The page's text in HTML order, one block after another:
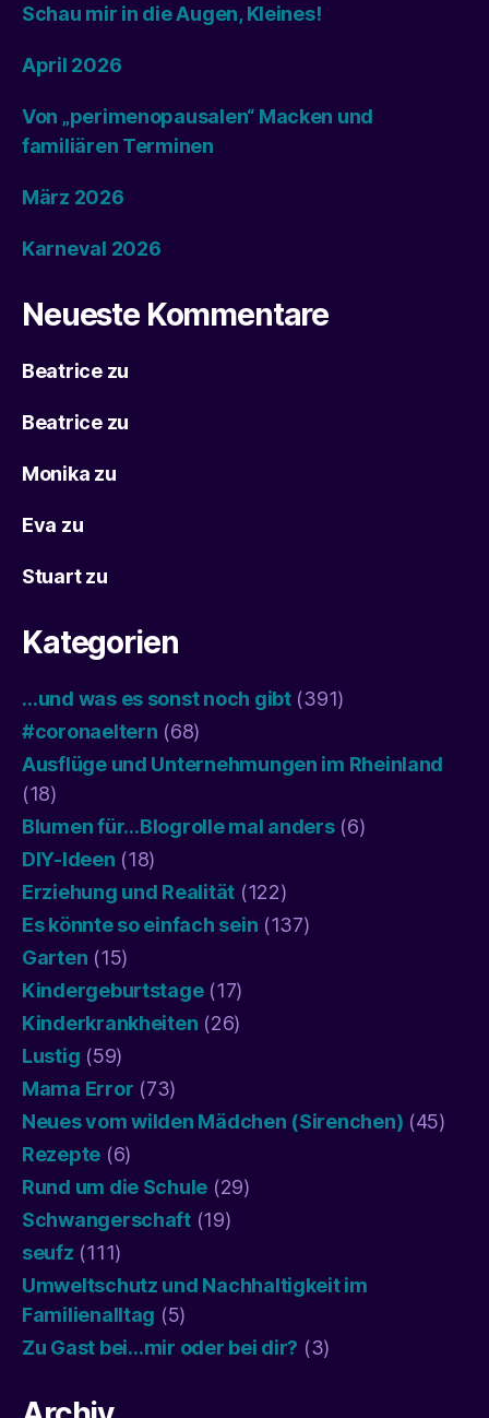
Schau mir in die Augen, Kleines!
April 2026
Von „perimenopausalen“ Macken und
familiären Terminen
März 2026
Karneval 2026
Neueste Kommentare
Beatricezu
Beatricezu
Monika zu
Eva zu
Stuartzu
Kategorien
…und was es sonst noch gibt(391)
#coronaeltern (68)
Ausflüge und Unternehmungen im Rheinland
(18)
Blumen für…Blogrolle mal anders(6)
DIY-Ideen (18)
Erziehung und Realität (122)
Es könnte so einfach sein (137)
Garten (15)
Kindergeburtstage(17)
Kinderkrankheiten (26)
Lustig (59)
Mama Error (73)
Neues vom wilden Mädchen (Sirenchen) (45)
Rezepte (6)
Rund um die Schule (29)
Schwangerschaft(19)
seufz (111)
Umweltschutz und Nachhaltigkeit im
Familienalltag (5)
Zu Gast bei…mir oder bei dir? (3)